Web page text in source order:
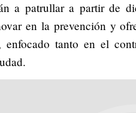
a patrullar a partir de
en la prevención y
enfocado tanto en el